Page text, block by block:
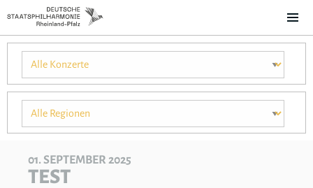
01 SEPTEMBER 2025
TEST